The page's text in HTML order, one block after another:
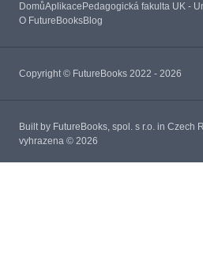
DomůAplikace Pedagogická fakulta UK -
O FutureBooksBlog
Copyright © FutureBooks 2022 - 2026
Built by FutureBooks, spol. s r.o. in
vyhrazena © 2026